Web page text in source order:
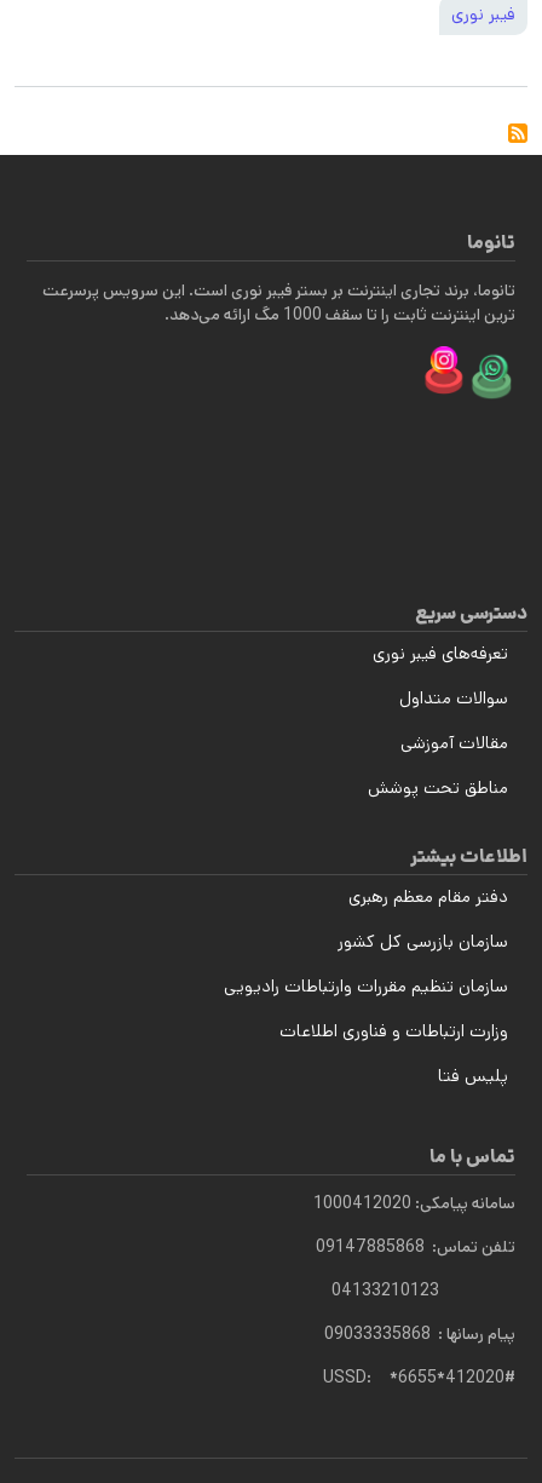
فیبر نوری
تانوما
تانوما، برند تجاری اینترنت بر بستر فیبر نوری است. این سرویس پرسرعت
ترین اینترنت ثابت را تا سقف 1000 مگ ارائه می‌دهد.
دسترسی سریع
تعرفه‌های فیبر نوری
سوالات متداول
مقالات آموزشی
مناطق تحت پوشش
اطلاعات بیشتر
دفتر مقام معظم رهبری
سازمان بازرسی کل کشور
سازمان تنظیم مقررات وارتباطات رادیویی
وزارت ارتباطات و فناوری اطلاعات
پلیس فتا
تماس با ما
سامانه پیامکی: 1000412020
تلفن تماس: 09147885868
پیام رسانها : 09033335868
USSD: *6655*412020#